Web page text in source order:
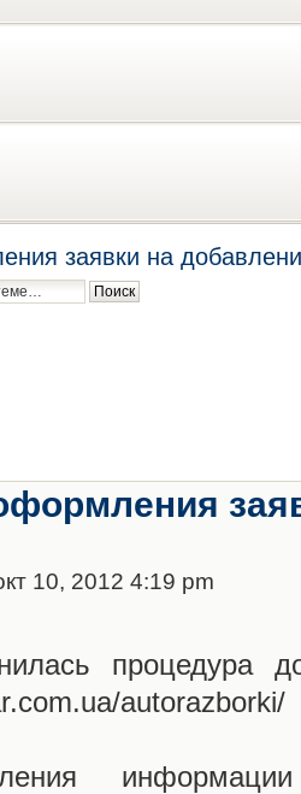
заявки на
10, 2012 4:19 pm
процедура
autorazborki/